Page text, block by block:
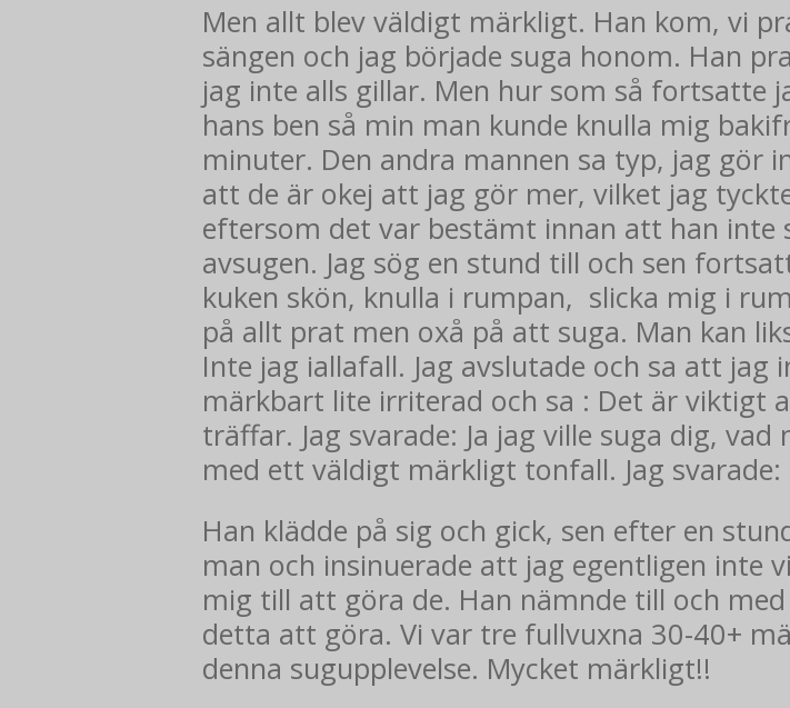
Men allt blev väldigt märkligt. Han kom, vi
sängen och jag började suga honom. Han
jag inte alls gillar. Men hur som så fortsatte
hans ben så min man kunde knulla mig
minuter. Den andra mannen sa typ, jag gör
att de är okej att jag gör mer, vilket jag
eftersom det var bestämt innan att han inte
avsugen. Jag sög en stund till och sen
kuken skön, knulla i rumpan, slicka mig i
på allt prat men oxå på att suga. Man kan
Inte jag iallafall. Jag avslutade och sa att
märkbart lite irriterad och sa : Det är viktigt
träffar. Jag svarade: Ja jag ville suga dig,
med ett väldigt märkligt tonfall. Jag
Han klädde på sig och gick, sen efter en
man och insinuerade att jag egentligen inte
mig till att göra de. Han nämnde till och
detta att göra. Vi var tre fullvuxna 30-40+
denna sugupplevelse. Mycket märkligt!!